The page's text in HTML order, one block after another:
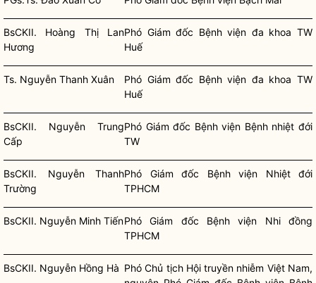
BsCKII. Hoàng Thị Lan
Hương
Phó Giám đốc Bệnh viện đa khoa TW
Huế
Ts. Nguyễn Thanh Xuân
Phó Giám đốc Bệnh viện đa khoa TW
Huế
BsCKII. Nguyễn Trung
Cấp
Phó Giám đốc Bệnh viện Bệnh nhiệt đới
TW
BsCKII. Nguyễn Thanh
Trường
Phó Giám đốc Bệnh viện Nhiệt đới
TPHCM
BsCKII. Nguyễn Minh TiếnPhó Giám đốc Bệnh viện Nhi đồng
TPHCM
BsCKII. Nguyễn Hồng Hà Phó Chủ tịch Hội truyền nhiễm Việt Nam,